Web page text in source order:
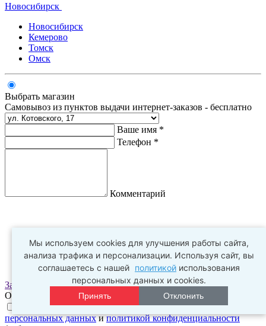
Новосибирск
Новосибирск
Кемерово
Томск
Омск
Выбрать магазин
Самовывоз из пунктов выдачи интернет-заказов - бесплатно
Ваше имя *
Телефон *
Комментарий
Заказать
Оплата заказа происходит в пункте выдачи
Нажимая на галочку, я соглашаюсь сусловиями обработки
персональных данныхиполитикой конфиденциальности
Мы используем cookies для улучшения работы сайта,
анализа трафика и персонализации. Используя сайт, вы
соглашаетесь с нашей политикой использования
персональных данных и cookies.
Принять Отклонить